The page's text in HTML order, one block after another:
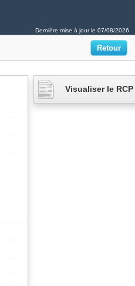
Dernière mise à jour le 07/08/2026
Visualiser le RCP